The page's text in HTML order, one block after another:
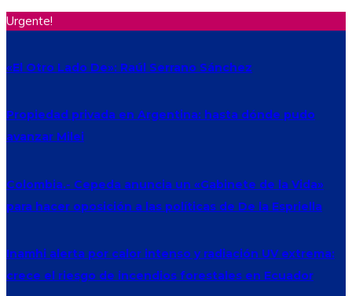
Urgente!
«El Otro Lado De»: Raúl Serrano Sánchez
Propiedad privada en Argentina: hasta dónde pudo
avanzar Milei
Colombia.- Cepeda anuncia un «Gabinete de la Vida»
para hacer oposición a las políticas de De la Espriella
Inamhi alerta por calor intenso y radiación UV extrema:
crece el riesgo de incendios forestales en Ecuador